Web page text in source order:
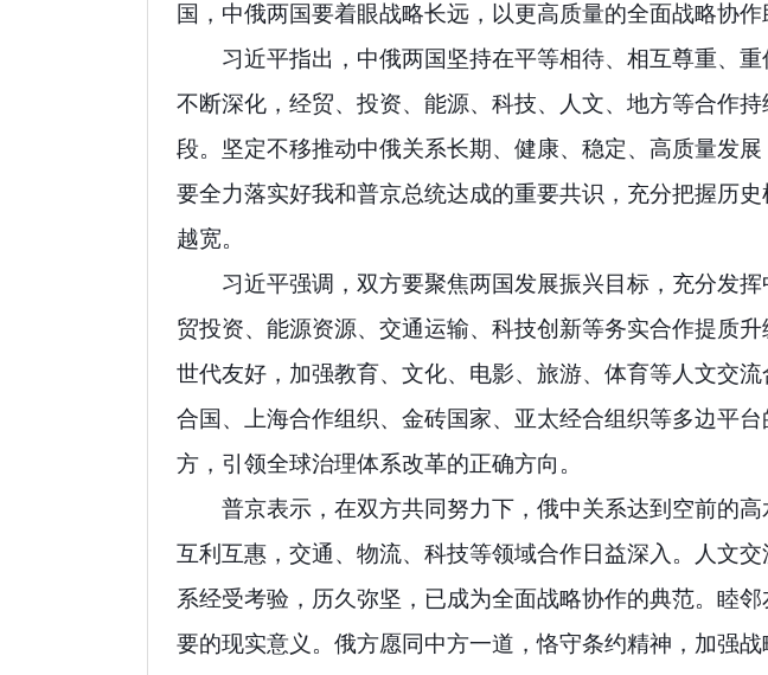
国，中俄两国要着眼战略长远，以更高质量的全面战略协
习近平指出，中俄两国坚持在平等相待、相互尊重、
不断深化，经贸、投资、能源、科技、人文、地方等合作
段。坚定不移推动中俄关系长期、健康、稳定、高质量发
要全力落实好我和普京总统达成的重要共识，充分把握历
越宽。
习近平强调，双方要聚焦两国发展振兴目标，充分发
贸投资、能源资源、交通运输、科技创新等务实合作提质
世代友好，加强教育、文化、电影、旅游、体育等人文交
合国、上海合作组织、金砖国家、亚太经合组织等多边平
方，引领全球治理体系改革的正确方向。
普京表示，在双方共同努力下，俄中关系达到空前的
互利互惠，交通、物流、科技等领域合作日益深入。人文
系经受考验，历久弥坚，已成为全面战略协作的典范。睦
要的现实意义。俄方愿同中方一道，恪守条约精神，加强